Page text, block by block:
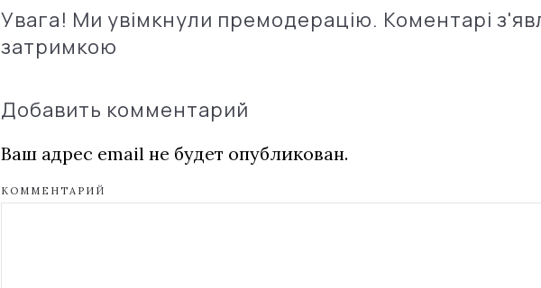
Увага! Ми увімкнули премодерацію. Коментарі
затримкою
Добавить комментарий
Ваш адрес email не будет опубликован.
КОММЕНТАРИЙ